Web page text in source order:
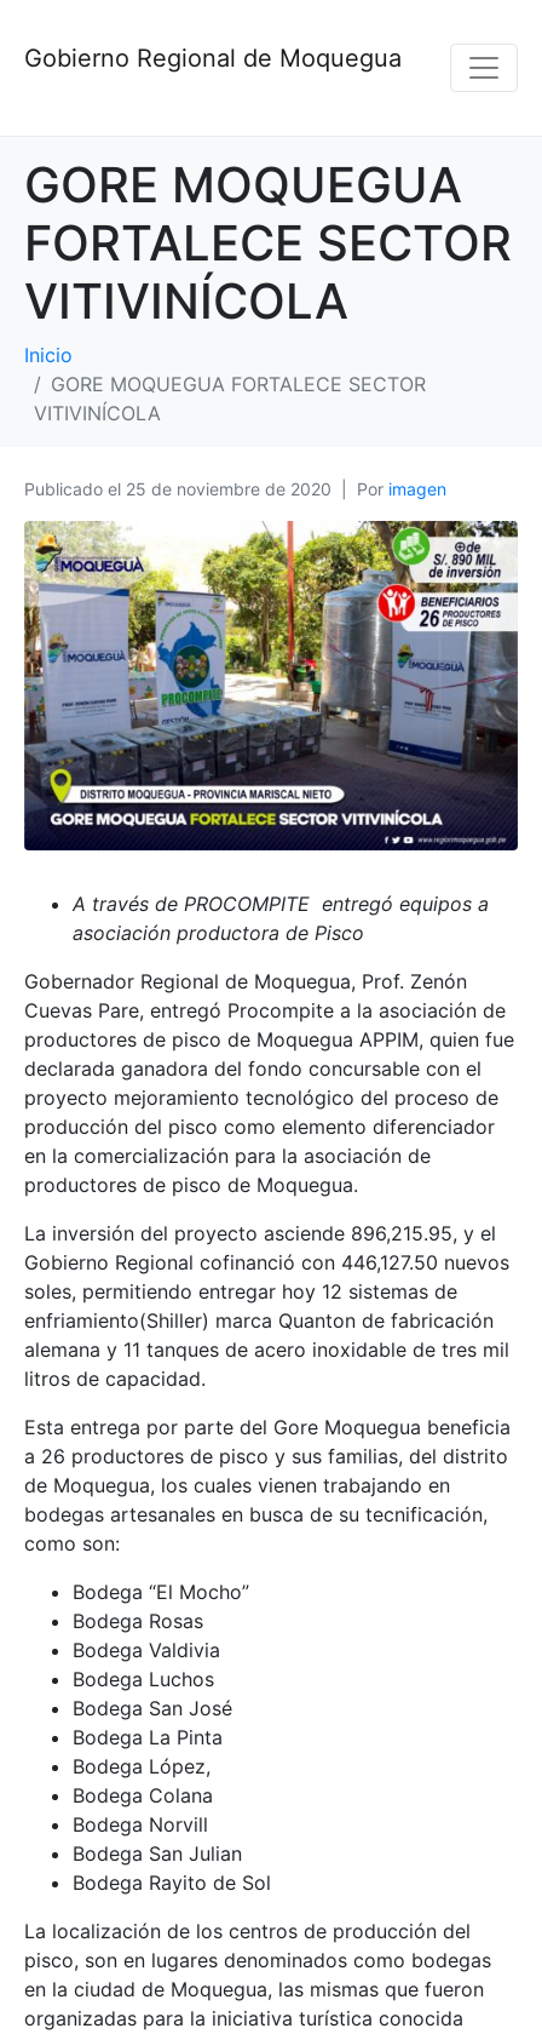
Gobierno Regional de Moquegua
GORE MOQUEGUA
FORTALECE SECTOR
VITIVINÍCOLA
Inicio
GORE MOQUEGUA FORTALECE SECTOR
VITIVINÍCOLA
Publicado el 25 de noviembre de 2020 Por imagen
A través de PROCOMPITE entregó equipos a
asociación productora de Pisco
Gobernador Regional de Moquegua, Prof. Zenón
Cuevas Pare, entregó Procompite a la asociación de
productores de pisco de Moquegua APPIM, quien fue
declarada ganadora del fondo concursable con el
proyecto mejoramiento tecnológico del proceso de
producción del pisco como elemento diferenciador
en la comercialización para la asociación de
productores de pisco de Moquegua.
La inversión del proyecto asciende 896,215.95, y el
Gobierno Regional cofinanció con 446,127.50 nuevos
soles, permitiendo entregar hoy 12 sistemas de
enfriamiento(Shiller) marca Quanton de fabricación
alemana y 11 tanques de acero inoxidable de tres mil
litros de capacidad.
Esta entrega por parte del Gore Moquegua beneficia
a 26 productores de pisco y sus familias, del distrito
de Moquegua, los cuales vienen trabajando en
bodegas artesanales en busca de su tecnificación,
como son:
Bodega “El Mocho”
Bodega Rosas
Bodega Valdivia
Bodega Luchos
Bodega San José
Bodega La Pinta
Bodega López,
Bodega Colana
Bodega Norvill
Bodega San Julian
Bodega Rayito de Sol
La localización de los centros de producción del
pisco, son en lugares denominados como bodegas
en la ciudad de Moquegua, las mismas que fueron
organizadas para la iniciativa turística conocida